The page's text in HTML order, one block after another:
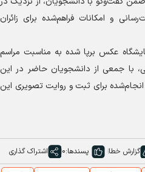
و امکانات فراهم‌شده برای زائران
عکس برپا شده به مناسبت مراسم
با جمعی از دانشجویان حاضر در این
برای ثبت و روایت تصویری این
گزارش خطا پسندها:0 اشتراک گذاری